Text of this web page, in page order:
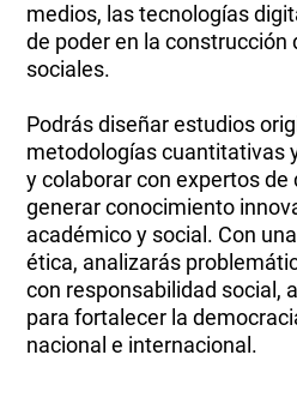
medios, las tecnologías
de poder en la construcción
sociales.
Podrás diseñar estudios
metodologías cuantitativas
y colaborar con expertos
generar conocimiento
académico y social. Con
ética, analizarás
con responsabilidad social,
para fortalecer la
nacional e internacional.